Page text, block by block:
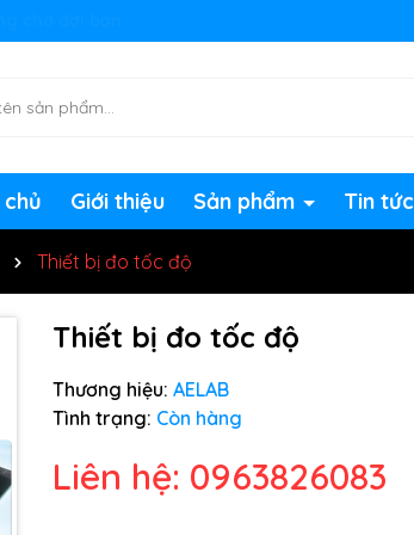
chờ đợi bạn
Giới thiệu Sản phẩm Tin tức
Thiết bị đo tốc độ
Thiết bị đo tốc độ
Thương hiệu: AELAB
Tình trạng: Còn hàng
Liên hệ: 0963826083